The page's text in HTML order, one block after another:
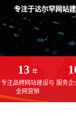
专注于达尔罕网站
13 年
专注品牌网站建设与
全网营销
服务企